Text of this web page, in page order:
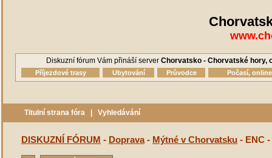
Diskuzní fórum Vám přináší server Chorvatsko - Chorvatské hory,
Příjezdové trasy Ubytování Průvodce Počasí,
Titulní strana fóra Vyhledávání
DISKUZNÍ FÓRUM - Doprava- Mýtné v Chorvatsku - ENC